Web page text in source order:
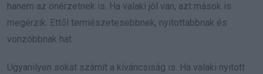
hanem az önérzetnek is. Ha valaki jól van, azt mások is
megérzik. Ettől természetesebbnek, nyitottabbnak és
vonzóbbnak hat.
Ugyanilyen sokat számít a kíváncsiság is. Ha valaki nyitott